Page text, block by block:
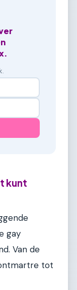
kunt
gay
Van de
tot